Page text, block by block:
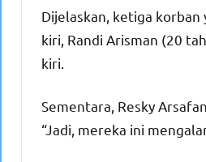
Dijelaskan, ketiga
kiri, Randi Arisman (20
kiri.
Sementara, Resky
“Jadi, mereka ini